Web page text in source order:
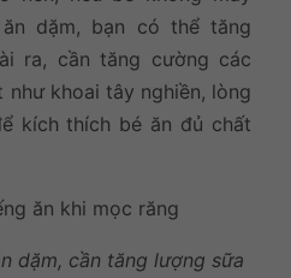
dặm, bạn có thể tăng
ra, cần tăng cường các
khoai tây nghiền, lòng
kích thích bé ăn đủ chất
dặm, cần tăng lượng sữa